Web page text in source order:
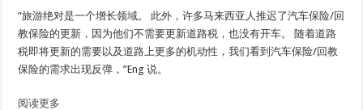
“旅游绝对是一个增长领域。 此外，许多马来西亚人推迟了汽车保险/回
教保险的更新，因为他们不需要更新道路税，也没有开车。 随着道路
税即将更新的需要以及道路上更多的机动性，我们看到汽车保险/回教
保险的需求出现反弹，”Eng 说。
阅读更多